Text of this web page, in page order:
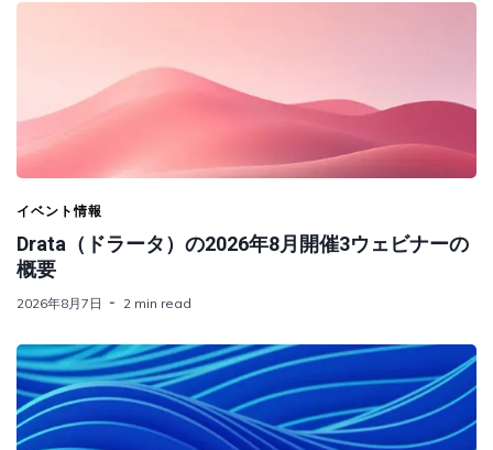
イベント情報
Drata（ドラータ）の2026年8月開催3ウェビナーの
概要
2026年8月7日 2 min read